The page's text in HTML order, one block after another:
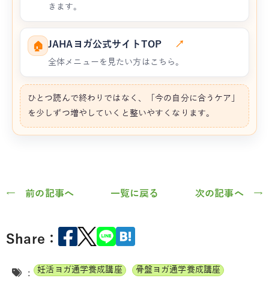
きます。
🏠 JAHAヨガ公式サイトTOP ↗
全体メニューを見たい方はこちら。
ひとつ読んで終わりではなく、「今の自分に合うケア」
を少しずつ増やしていくと整いやすくなります。
← 前の記事へ 一覧に戻る 次の記事へ →
Share：
: 妊活ヨガ通学養成講座
骨盤ヨガ通学養成講座